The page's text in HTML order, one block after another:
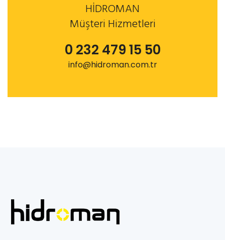
HİDROMAN
Müşteri Hizmetleri
0 232 479 15 50
info@hidroman.com.tr